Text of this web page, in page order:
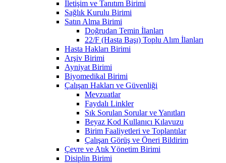
İletişim ve Tanıtım Birimi
Sağlık Kurulu Birimi
Satın Alma Birimi
Doğrudan Temin İlanları
22/F (Hasta Başı) Toplu Alım İlanları
Hasta Hakları Birimi
Arşiv Birimi
Ayniyat Birimi
Biyomedikal Birimi
Çalışan Hakları ve Güvenliği
Mevzuatlar
Faydalı Linkler
Sık Sorulan Sorular ve Yanıtları
Beyaz Kod Kullanıcı Kılavuzu
Birim Faaliyetleri ve Toplantılar
Çalışan Görüş ve Öneri Bildirim
Çevre ve Atık Yönetim Birimi
Disiplin Birimi